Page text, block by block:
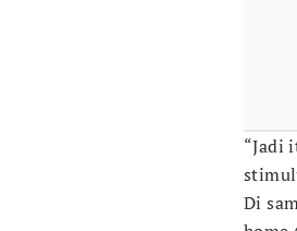
“Jadi
Di